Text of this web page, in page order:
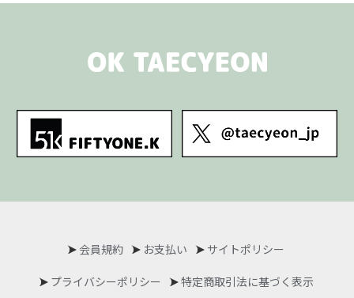
会員規約 お支払い サイトポリシー
プライバシーポリシー 特定商取引法に基づく表示